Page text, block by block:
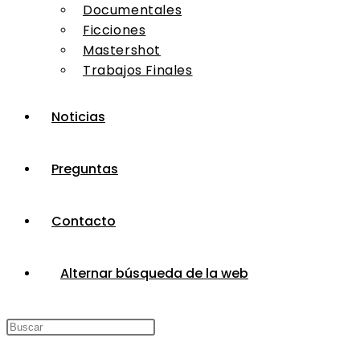
Documentales
Ficciones
Mastershot
Trabajos Finales
Noticias
Preguntas
Contacto
Alternar búsqueda de la web